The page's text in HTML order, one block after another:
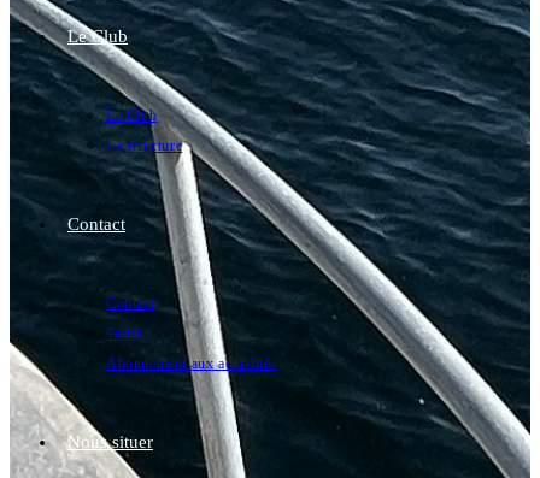
Le Club
Le Club
La structure
Contact
Contact
Tarifs
Abonnement aux actualités
Nous situer